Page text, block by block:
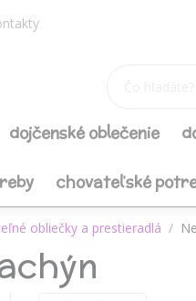
dojčenské oblečenie
chovateľské
obliečky a prestieradlá